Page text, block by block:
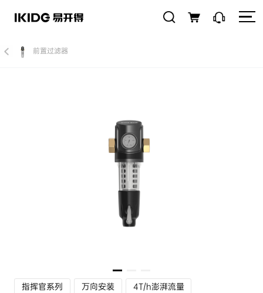
前置过滤器
指挥官系列 万向安装 4T/h澎湃流量